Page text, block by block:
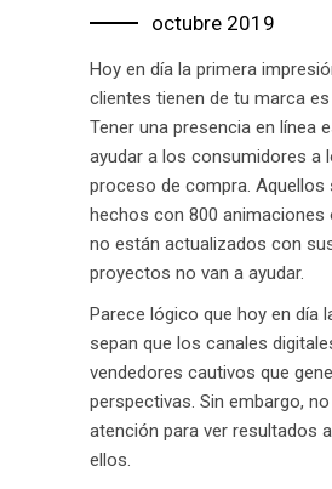
octubre 2019
Hoy en día la primera
clientes tienen de tu marca
Tener una presencia en línea
ayudar a los consumidores a
proceso de compra. Aquellos
hechos con 800 animaciones
no están actualizados con
proyectos no van a ayudar.
Parece lógico que hoy en día
sepan que los canales
vendedores cautivos que
perspectivas. Sin embargo,
atención para ver resultados
ellos.